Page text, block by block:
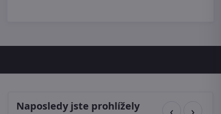
Naposledy jste prohlížely